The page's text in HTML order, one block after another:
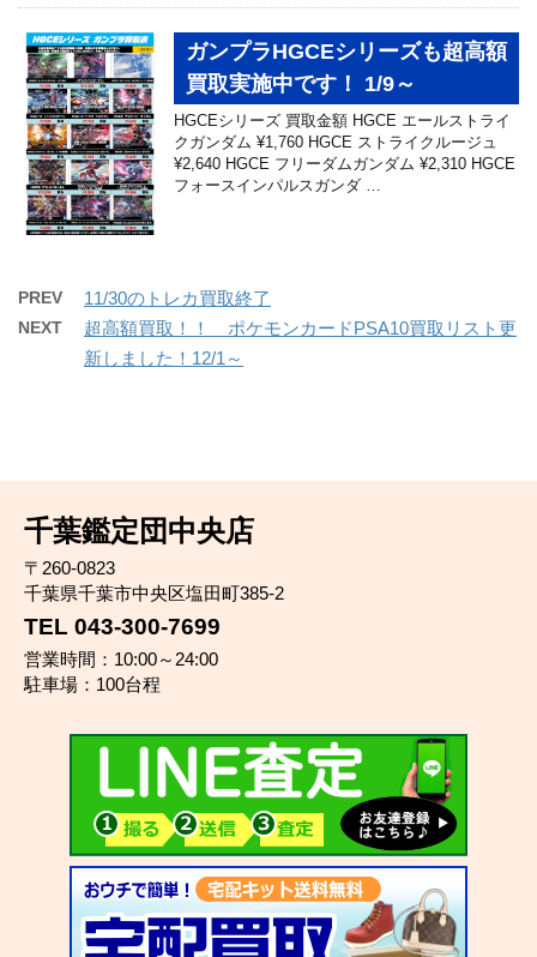
ガンプラHGCEシリーズも超高額
買取実施中です！ 1/9～
HGCEシリーズ 買取金額 HGCE エールストライ
クガンダム ¥1,760 HGCE ストライクルージュ
¥2,640 HGCE フリーダムガンダム ¥2,310 HGCE
フォースインパルスガンダ …
PREV 11/30のトレカ買取終了
NEXT
超高額買取！！ ポケモンカードPSA10買取リスト更
新しました！12/1～
千葉鑑定団中央店
〒260-0823
千葉県千葉市中央区塩田町385-2
TEL 043-300-7699
営業時間：10:00～24:00
駐車場：100台程